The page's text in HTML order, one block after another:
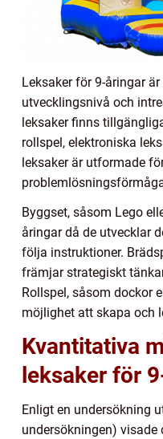
Leksaker för 9-åringar
utvecklingsnivå och
leksaker finns
rollspel, elektroniska
leksaker är utformade
Byggset, såsom Lego
åringar då de utvecklar
följa instruktioner.
främjar strategiskt
Rollspel, såsom dockor
möjlighet att skapa och
Kvantitativa
leksaker för
Enligt en undersökning
undersökningen) visade